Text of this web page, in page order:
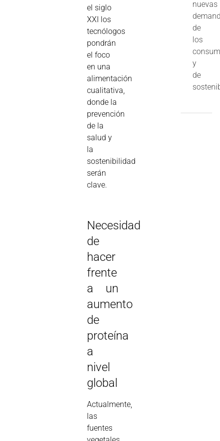
el siglo
XXI los
tecnólogos
pondrán
el foco
en una
alimentación
cualitativa,
donde la
prevención
de la
salud y
la
sostenibilidad
serán
clave.
Necesidad
de
hacer
frente
a un
aumento
de
proteína
a
nivel
global
Actualmente,
las
fuentes
nuevas
de
los
y
de